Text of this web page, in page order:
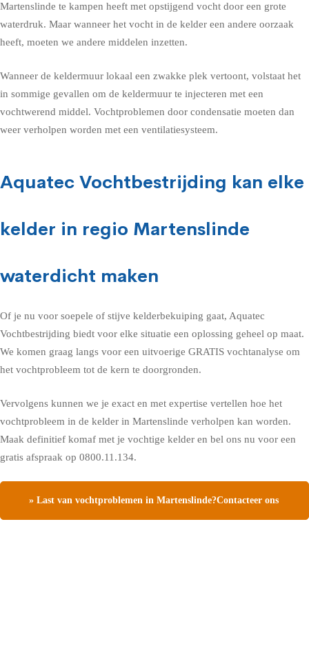
Martenslinde te kampen heeft met opstijgend vocht door een grote
waterdruk. Maar wanneer het vocht in de kelder een andere oorzaak
heeft, moeten we andere middelen inzetten.
Wanneer de keldermuur lokaal een zwakke plek vertoont, volstaat het
in sommige gevallen om de keldermuur te injecteren met een
vochtwerend middel. Vochtproblemen door condensatie moeten dan
weer verholpen worden met een ventilatiesysteem.
Aquatec Vochtbestrijding kan elke
kelder in regio Martenslinde
waterdicht maken
Of je nu voor soepele of stijve kelderbekuiping gaat, Aquatec
Vochtbestrijding biedt voor elke situatie een oplossing geheel op maat.
We komen graag langs voor een uitvoerige GRATIS vochtanalyse om
het vochtprobleem tot de kern te doorgronden.
Vervolgens kunnen we je exact en met expertise vertellen hoe het
vochtprobleem in de kelder in Martenslinde verholpen kan worden.
Maak definitief komaf met je vochtige kelder en bel ons nu voor een
gratis afspraak op 0800.11.134.
» Last van vochtproblemen in Martenslinde?Contacteer ons